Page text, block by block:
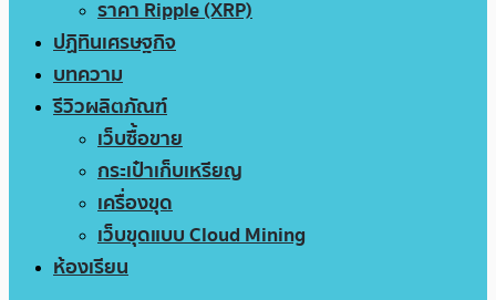
ราคา Ripple (XRP)
ปฏิทินเศรษฐกิจ
บทความ
รีวิวผลิตภัณฑ์
เว็บซื้อขาย
กระเป๋าเก็บเหรียญ
เครื่องขุด
เว็บขุดแบบ Cloud Mining
ห้องเรียน